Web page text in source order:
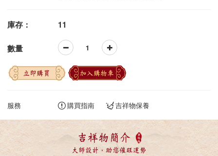
庫存： 11
數量
立即購買 加入購物車
服務 購買指南 吉祥物保養
吉祥物簡介
大師設計，助您催旺運勢